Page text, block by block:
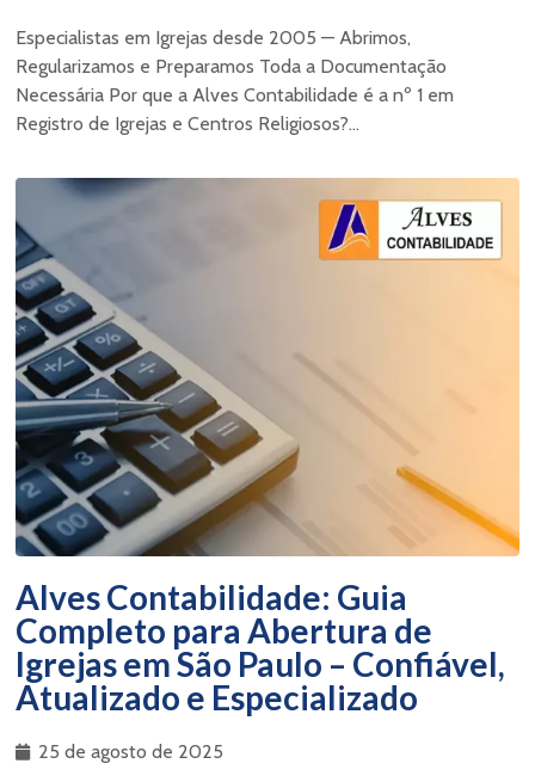
Especialistas em Igrejas desde 2005 — Abrimos,
Regularizamos e Preparamos Toda a Documentação
Necessária Por que a Alves Contabilidade é a nº 1 em
Registro de Igrejas e Centros Religiosos?...
Alves Contabilidade: Guia
Completo para Abertura de
Igrejas em São Paulo – Confiável,
Atualizado e Especializado
25 de agosto de 2025